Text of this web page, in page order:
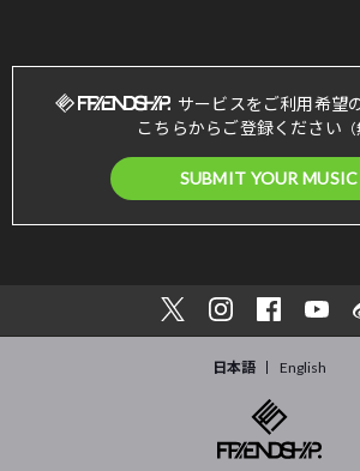
サービスをご利用希望
こちらからご登録ください
SUBMIT YOUR MUSIC
日本語 English